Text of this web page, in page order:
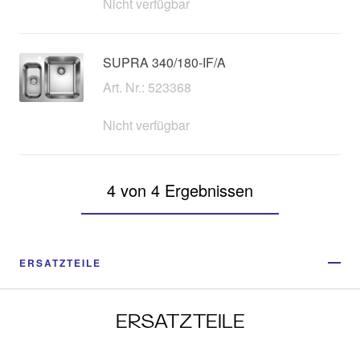
SUPRA 340/180-IF/A
Art. Nr.: 523368
Nicht verfügbar
4 von 4 Ergebnissen
ERSATZTEILE
ERSATZTEILE